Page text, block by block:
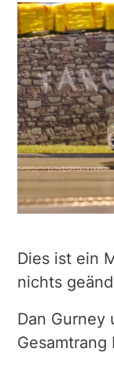
Dies ist ein
nichts
Dan Gurney
Gesamtrang